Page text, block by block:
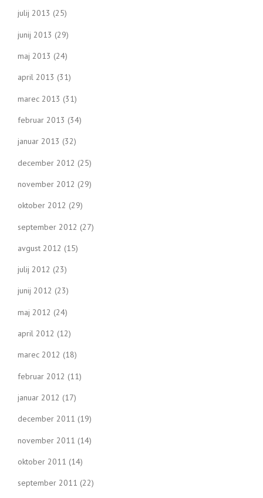
julij 2013 (25)
junij 2013 (29)
maj 2013 (24)
april 2013 (31)
marec 2013 (31)
februar 2013 (34)
januar 2013 (32)
december 2012 (25)
november 2012 (29)
oktober 2012 (29)
september 2012 (27)
avgust 2012 (15)
julij 2012 (23)
junij 2012 (23)
maj 2012 (24)
april 2012 (12)
marec 2012 (18)
februar 2012 (11)
januar 2012 (17)
december 2011 (19)
november 2011 (14)
oktober 2011 (14)
september 2011 (22)